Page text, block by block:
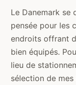
Le Danemark se
pensée pour les
endroits offrant
bien équipés.
lieu de
sélection de mes